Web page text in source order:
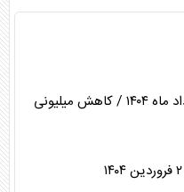
قیمت جدید طلا و سکه امروز ۱۸ خرداد ماه ۱۴۰۴ / کاهش میلیونی